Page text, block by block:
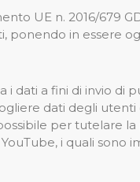
UE n. 2016/679
in essere
a fini di invio di
dati degli
per tutelare
i quali